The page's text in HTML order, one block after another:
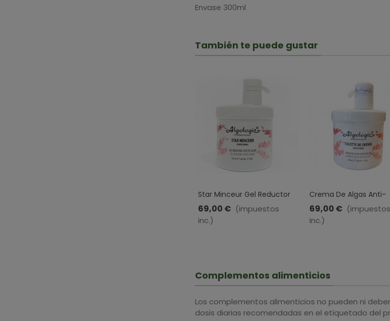
Envase 300ml
También te puede gustar
Star Minceur Gel Reductor
Efecto Calor · Algologie ·
500ml
69,00 € (impuestos
inc.)
Crema De Algas Anti-
Celulitis · Algologie · 500
69,00 € (impuestos
inc.)
Complementos alimenticios
Los complementos alimenticios no pueden ni
dosis diarias recomendadas en el etiquetado del